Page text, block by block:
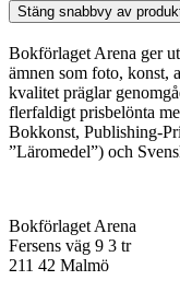
Stäng snabbvy av
Bokförlaget Arena ger
ämnen som foto, konst,
kvalitet präglar
flerfaldigt prisbelönta
Bokkonst, Publishing-
”Läromedel”) och
Bokförlaget Arena
Fersens väg 9 3 tr
211 42 Malmö